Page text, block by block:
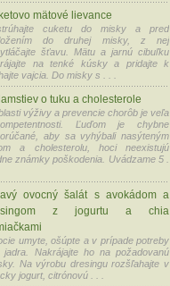
mätové lievance
cuketu do misky a pred
do druhej misky, z nej
šťavu. Mätu a jarnú cibuľku
na tenké kúsky a pridajte k
vajcia. Do misky s . . .
o tuku a cholesterole
výživy a prevencie chorôb je veľa
Ľuďom je chybne
aby sa vyhýbali nasýteným
a cholesterolu, hoci neexistujú
známky poškodenia. Uvádzame 5 .
ovocný šalát s avokádom a
z jogurtu a chia
umyte, ošúpte a v prípade potreby
jadra. Nakrájajte ho na požadovanú
Na výrobu dresingu rozšľahajte v
jogurt, citrónovú . . .